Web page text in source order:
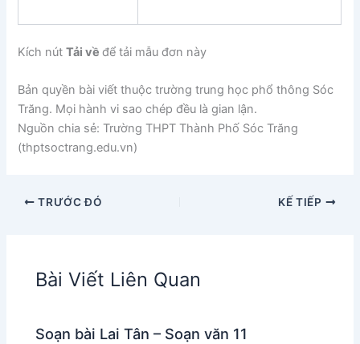
Kích nútTải vềđể tải mẫu đơn này
Bản quyền bài viết thuộc trường trung học phổ thông Sóc
Trăng. Mọi hành vi sao chép đều là gian lận.
Nguồn chia sẻ: Trường THPT Thành Phố Sóc Trăng
(thptsoctrang.edu.vn)
TRƯỚC ĐÓ KẾ TIẾP
Bài Viết Liên Quan
Soạn bài Lai Tân – Soạn văn 11